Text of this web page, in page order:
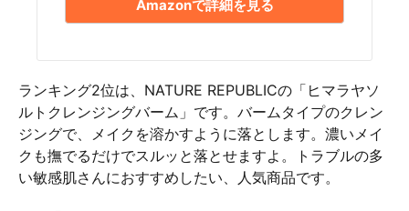
Amazonで詳細を見る
ランキング2位は、NATURE REPUBLICの「ヒマラヤソ
ルトクレンジングバーム」です。バームタイプのクレン
ジングで、メイクを溶かすように落とします。濃いメイ
クも撫でるだけでスルッと落とせますよ。トラブルの多
い敏感肌さんにおすすめしたい、人気商品です。